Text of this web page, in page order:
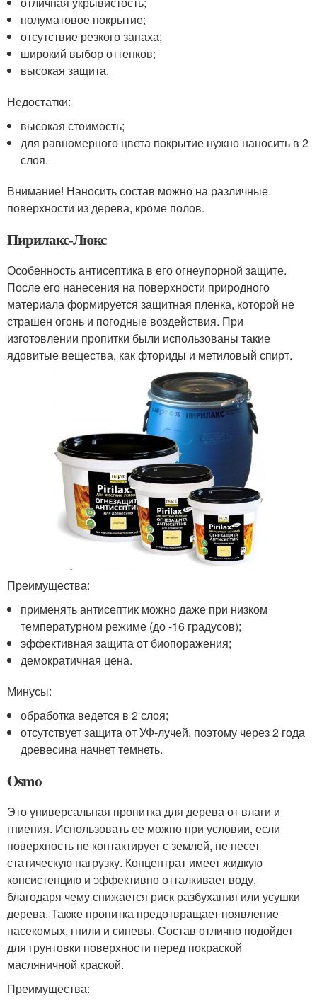
полуматовое покрытие;
отсутствие резкого запаха;
широкий выбор оттенков;
высокая защита.
Недостатки:
высокая стоимость;
для равномерного цвета покрытие нужно наносить в 2
слоя.
Внимание! Наносить состав можно на различные
поверхности из дерева, кроме полов.
Пирилакс-Люкс
Особенность антисептика в его огнеупорной защите.
После его нанесения на поверхности природного
материала формируется защитная пленка, которой не
страшен огонь и погодные воздействия. При
изготовлении пропитки были использованы такие
ядовитые вещества, как фториды и метиловый спирт.
Преимущества:
применять антисептик можно даже при низком
температурном режиме (до -16 градусов);
эффективная защита от биопоражения;
демократичная цена.
Минусы:
обработка ведется в 2 слоя;
отсутствует защита от УФ-лучей, поэтому через 2 года
древесина начнет темнеть.
Osmo
Это универсальная пропитка для дерева от влаги и
гниения. Использовать ее можно при условии, если
поверхность не контактирует с землей, не несет
статическую нагрузку. Концентрат имеет жидкую
консистенцию и эффективно отталкивает воду,
благодаря чему снижается риск разбухания или усушки
дерева. Также пропитка предотвращает появление
насекомых, гнили и синевы. Состав отлично подойдет
для грунтовки поверхности перед покраской
масляничной краской.
Преимущества: